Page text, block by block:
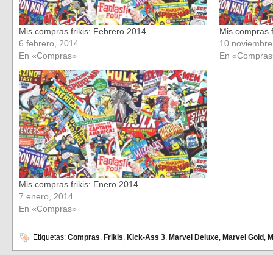
Mis compras frikis: Febrero 2014
6 febrero, 2014
En «Compras»
Mis compras
10
En
Mis compras frikis: Enero 2014
7 enero, 2014
En «Compras»
Etiquetas: Compras, Frikis, Kick-Ass 3, Marvel Deluxe, Marvel Gold ,